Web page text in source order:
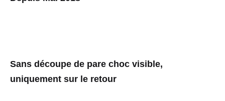
Sans découpe de pare choc visible,
uniquement sur le retour